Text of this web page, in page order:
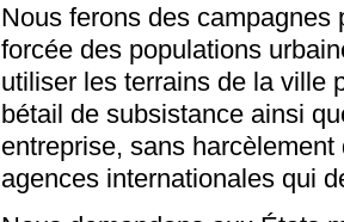
Nous ferons des campagnes
forcée des populations
utiliser les terrains de la ville
bétail de subsistance ainsi
entreprise, sans
agences internationales qui